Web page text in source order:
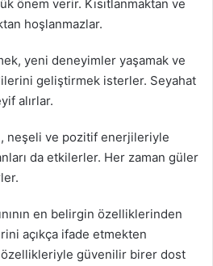
önem verir. Kısıtlanmaktan ve
hoşlanmazlar.
yeni deneyimler yaşamak ve
geliştirmek isterler. Seyahat
alırlar.
neşeli ve pozitif enerjileriyle
da etkilerler. Her zaman güler
en belirgin özelliklerinden
açıkça ifade etmekten
güvenilir birer dost